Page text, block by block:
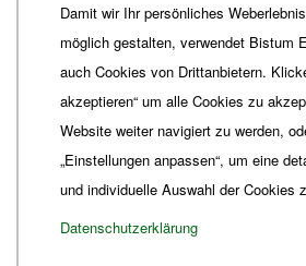
+49 361 6572-444
ordinariat Bistum-Erfurt.de
Damit wir Ihr persönliches
möglich gestalten, verwendet Bistum
auch Cookies von Drittanbietern.
akzeptieren“ um alle Cookies zu
Website weiter navigiert zu werden,
„Einstellungen anpassen“, um eine
und individuelle Auswahl der Cookies
Datenschutzerklärung